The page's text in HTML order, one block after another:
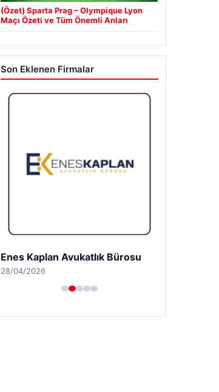
(Özet) Sparta Prag – Olympique Lyon
Maçı Özeti ve Tüm Önemli Anları
Son Eklenen Firmalar
Enes Kaplan Avukatlık Bürosu
28/04/2026